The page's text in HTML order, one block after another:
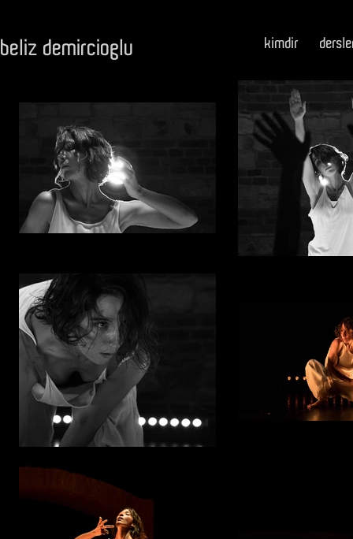
beliz demircioglu kimdir